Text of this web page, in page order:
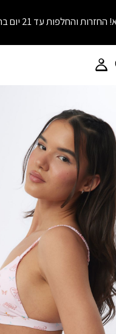
עד 21 יום בחנויות הרשת